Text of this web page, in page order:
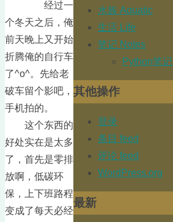
经过一
个冬天之后，俺
前天晚上又开始
折腾俺的自行车
了^o^。先给老
破车留个影吧，
手机拍的。
这个东西的
好处实在是太多
了，首先是零排
放啊，低碳环
保，上下班路程
变成了每天必经
水族 Aquatic
生活 Life
笔记 Notes
Python笔记
其他操作
登录
条目 feed
评论 feed
WordPress.org
最新